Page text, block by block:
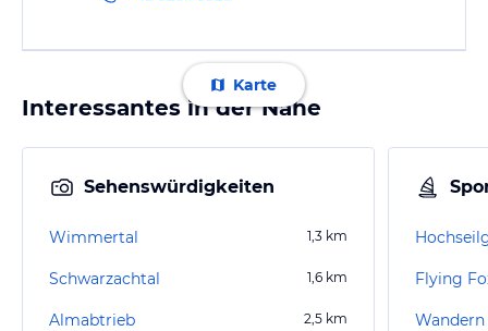
Karte
Interessantes in der Nähe
Sehenswürdigkeiten
Wimmertal 1,3 km
Schwarzachtal 1,6 km
Almabtrieb 2,5 km Wandern